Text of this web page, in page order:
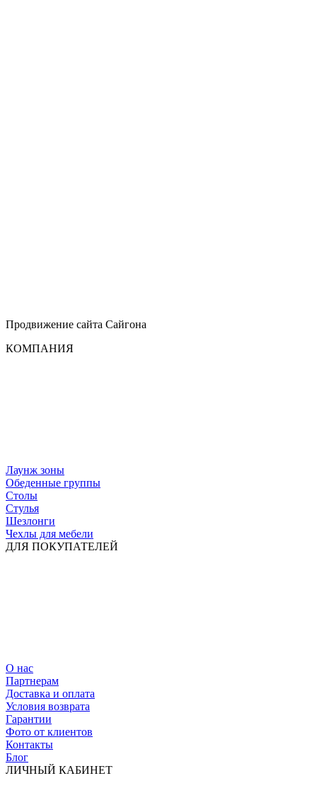
Продвижение сайта Сайгона
КОМПАНИЯ
Лаунж зоны
Обеденные группы
Столы
Стулья
Шезлонги
Чехлы для мебели
ДЛЯ ПОКУПАТЕЛЕЙ
О нас
Партнерам
Доставка и оплата
Условия возврата
Гарантии
Фото от клиентов
Контакты
Блог
ЛИЧНЫЙ КАБИНЕТ